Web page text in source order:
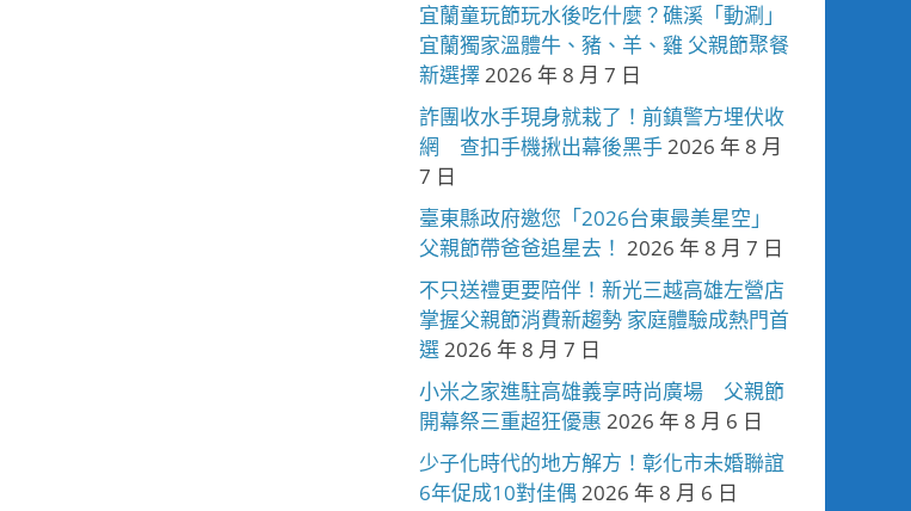
宜蘭童玩節玩水後吃什麼？礁溪「動涮」
宜蘭獨家溫體牛、豬、羊、雞 父親節聚餐
新選擇2026 年 8 月 7 日
詐團收水手現身就栽了！前鎮警方埋伏收
網 查扣手機揪出幕後黑手2026 年 8 月
7 日
臺東縣政府邀您「2026台東最美星空」
父親節帶爸爸追星去！ 2026 年 8 月 7 日
不只送禮更要陪伴！新光三越高雄左營店
掌握父親節消費新趨勢 家庭體驗成熱門首
選2026 年 8 月 7 日
小米之家進駐高雄義享時尚廣場 父親節
開幕祭三重超狂優惠 2026 年 8 月 6 日
少子化時代的地方解方！彰化市未婚聯誼
6年促成10對佳偶 2026 年 8 月 6 日